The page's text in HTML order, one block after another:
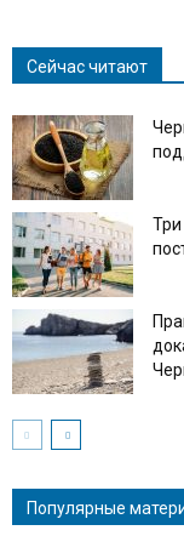
Сейчас читают
Три
Популярные